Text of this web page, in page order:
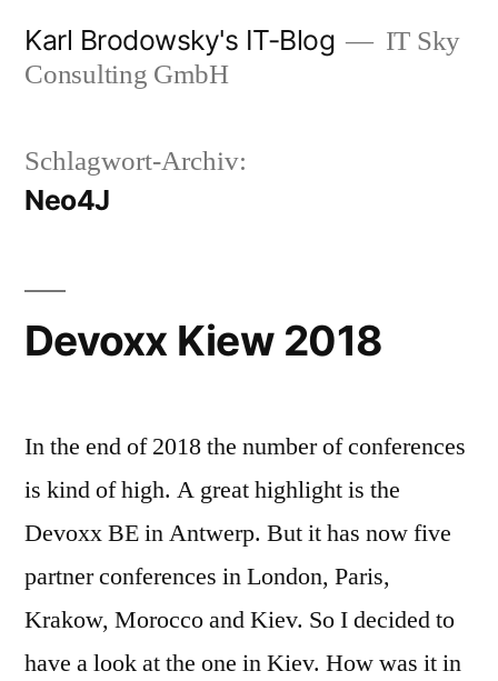
Inhalt
Karl Brodowsky's IT-Blog
IT Sky
Consulting GmbH
Schlagwort-Archiv:
Neo4J
Devoxx Kiew 2018
In the end of 2018 the number of conferences
is kind of high. A great highlight is the
Devoxx BE in Antwerp. But it has now five
partner conferences in London, Paris,
Krakow, Morocco and Kiev. So I decided to
have a look at the one in Kiev. How was it in